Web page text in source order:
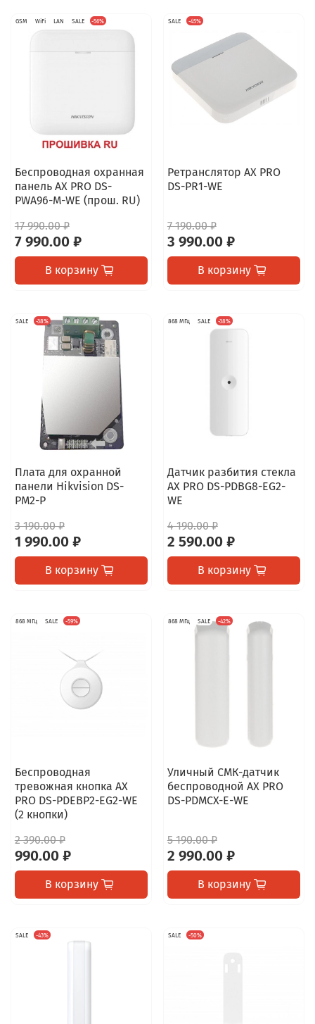
GSM WiFi LAN SALE -56%
Беспроводная охранная
панель AX PRO DS-
PWA96-M-WE (прош. RU)
17 990.00 ₽
7 990.00 ₽
В корзину
SALE -45%
Ретранслятор AX PRO
DS-PR1-WE
7 190.00 ₽
3 990.00 ₽
В корзину
SALE -38%
Плата для охранной
панели Hikvision DS-
PM2-P
3 190.00 ₽
1 990.00 ₽
В корзину
868 МГц SALE -38%
Датчик разбития стекла
AX PRO DS-PDBG8-EG2-
WE
4 190.00 ₽
2 590.00 ₽
В корзину
868 МГц SALE -59%
Беспроводная
тревожная кнопка AX
PRO DS-PDEBP2-EG2-WE
(2 кнопки)
2 390.00 ₽
990.00 ₽
В корзину
868 МГц SALE -42%
Уличный СМК-датчик
беспроводной AX PRO
DS-PDMCX-E-WE
5 190.00 ₽
2 990.00 ₽
В корзину
SALE -43% SALE -50%